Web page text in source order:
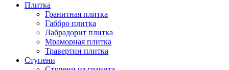
Плитка
Гранитная плитка
Габбро плитка
Лабрадорит плитка
Мраморная плитка
Травертин плитка
Ступени